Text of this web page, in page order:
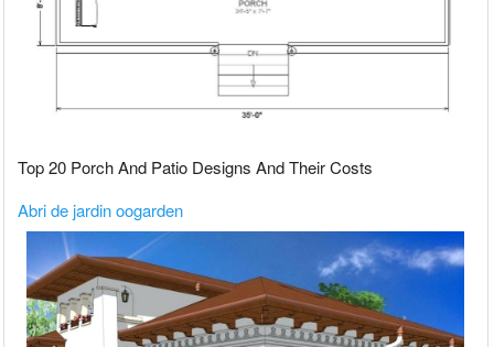
Top 20 Porch And Patio Designs And Their Costs
Abri de jardin oogarden